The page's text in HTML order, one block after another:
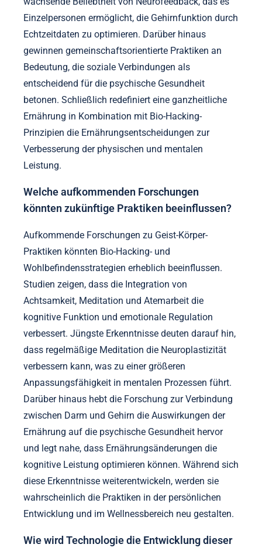
Welche zukünftigen Trends in
Geist-Körper-Praktiken und Bio-
Hacking sollten berücksichtigt
werden?
Die Zukunft der Geist-Körper-Praktiken und des Bio-
Hackings konzentriert sich auf personalisierte
den aufkommenden Trends gehört die Integration
von Technologie in die Achtsamkeit, wie tragbare
Geräte, die physiologische Reaktionen während der
Meditation überwachen. Ein weiterer Trend ist die
wachsende Beliebtheit von Neurofeedback, das es
Einzelpersonen ermöglicht, die Gehirnfunktion durch
Echtzeitdaten zu optimieren. Darüber hinaus
gewinnen gemeinschaftsorientierte Praktiken an
Bedeutung, die soziale Verbindungen als
entscheidend für die psychische Gesundheit
betonen. Schließlich redefiniert eine ganzheitliche
Ernährung in Kombination mit Bio-Hacking-
Prinzipien die Ernährungsentscheidungen zur
Verbesserung der physischen und mentalen
Leistung.
Welche aufkommenden Forschungen
könnten zukünftige Praktiken beeinflussen?
Aufkommende Forschungen zu Geist-Körper-